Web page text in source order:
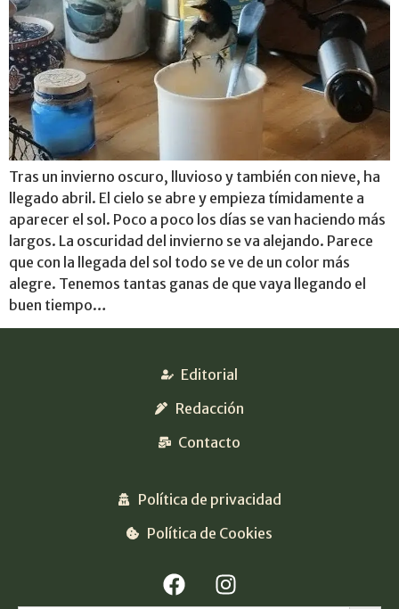
Tras un invierno oscuro, lluvioso y también con nieve, ha
llegado abril. El cielo se abre y empieza tímidamente a
aparecer el sol. Poco a poco los días se van haciendo más
largos. La oscuridad del invierno se va alejando. Parece
que con la llegada del sol todo se ve de un color más
alegre. Tenemos tantas ganas de que vaya llegando el
buen tiempo…
Editorial
Redacción
Contacto
Política de privacidad
Política de Cookies